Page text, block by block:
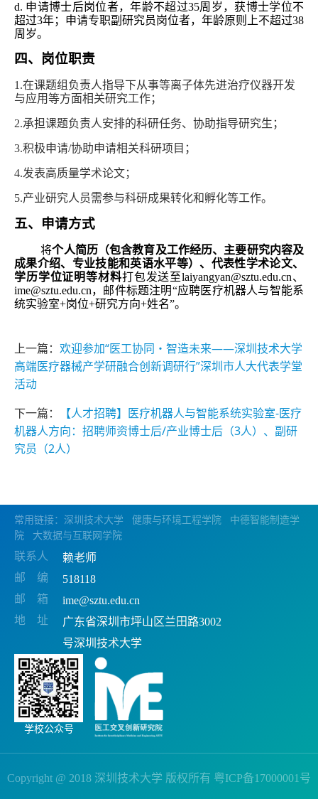
d. 申请博士后岗位者，年龄不超过35周岁，获博士学位不
超过3年；申请专职副研究员岗位者，年龄原则上不超过38
周岁。
四、岗位职责
1.在课题组负责人指导下从事等离子体先进治疗仪器开发
与应用等方面相关研究工作；
2.承担课题负责人安排的科研任务、协助指导研究生；
3.积极申请/协助申请相关科研项目；
4.发表高质量学术论文；
5.产业研究人员需参与科研成果转化和孵化等工作。
五、申请方式
将个人简历（包含教育及工作经历、主要研究内容及
成果介绍、专业技能和英语水平等）、代表性学术论文、
学历学位证明等材料打包发送至laiyangyan@sztu.edu.cn、
ime@sztu.edu.cn，邮件标题注明“应聘医疗机器人与智能系
统实验室+岗位+研究方向+姓名”。
上一篇： 欢迎参加“医工协同・智造未来——深圳技术大学
高端医疗器械产学研融合创新调研行”深圳市人大代表学堂
活动
下一篇：
【人才招聘】医疗机器人与智能系统实验室-医疗
机器人方向：招聘师资博士后/产业博士后（3人）、副研
究员（2人）
常用链接： 深圳技术大学 健康与环境工程学院
中德智能制造学
院
大数据与互联网学院
联系人
赖老师
邮 编
518118
邮 箱
ime@sztu.edu.cn
地 址
广东省深圳市坪山区兰田路3002
号深圳技术大学
学校公众号
Copyright @ 2018 深圳技术大学 版权所有 粤ICP备17000001号